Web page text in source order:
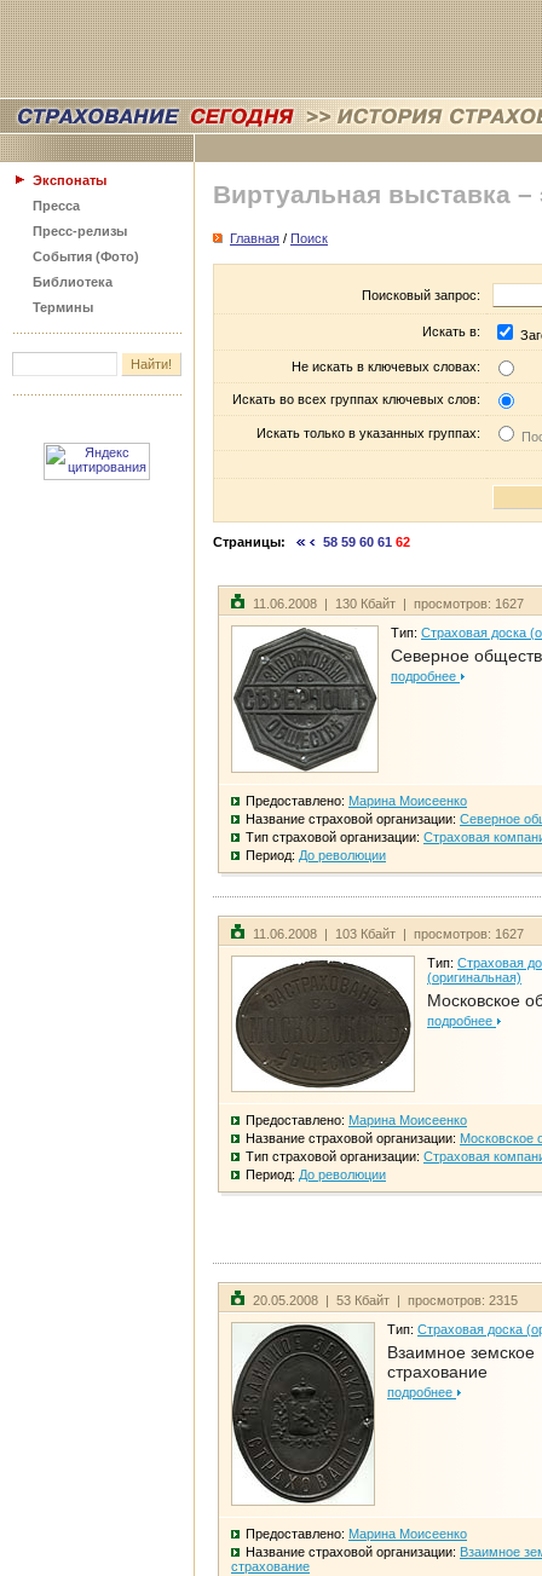
Экспонаты
Пресса
Пресс-релизы
События (Фото)
Библиотека
Термины
Виртуальная выставка –
Главная / Поиск
Поисковый запрос:
Искать в:
Не искать в ключевых словах:
Искать во всех группах ключевых слов:
Искать только в указанных группах:
Страницы: 58 59 60 61 62
11.06.2008 | 130 Кбайт | просмотров: 1627
Тип: Страховая доска
Северное
подробнее
Предоставлено: Марина Моисеенко
Название страховой организации: Северное
Тип страховой организации: Страховая
Период: До революции
11.06.2008 | 103 Кбайт | просмотров: 1627
Тип: Страховая
(оригинальная)
Московское
подробнее
Предоставлено: Марина Моисеенко
Название страховой организации: Московское
Тип страховой организации: Страховая
Период: До революции
20.05.2008 | 53 Кбайт | просмотров: 2315
Тип: Страховая доска
Взаимное земское
страхование
подробнее
Предоставлено: Марина Моисеенко
Название страховой организации: Взаимное
страхование